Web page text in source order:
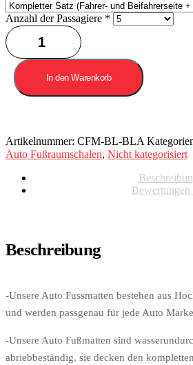
Anzahl der Passagiere *
Auto
Fußraumschalen
in
schwarz
mit
schwarzen
In den Warenkorb
Artikelnummer: CFM-BL-BLA
Auto Fußraumschalen, Nicht kategorisiert
Bewertungen
Beschreibung
-Unsere Auto Fussmatten bestehen aus
und werden passgenau für jede Auto
-Unsere Auto Fußmatten sind
abriebbeständig, sie decken den